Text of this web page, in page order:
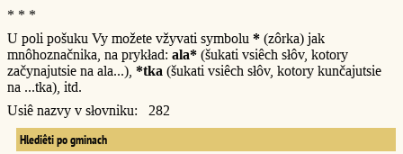
* * *
U poli pošuku Vy možete vžyvati symbolu * (zôrka) jak
mnôhoznačnika, na prykład: ala* (šukati vsiêch słôv, kotory
začynajutsie na ala...), *tka (šukati vsiêch słôv, kotory kunčajutsie
na ...tka), itd.
Usiê nazvy v słovniku: 282
Hlediêti po gminach